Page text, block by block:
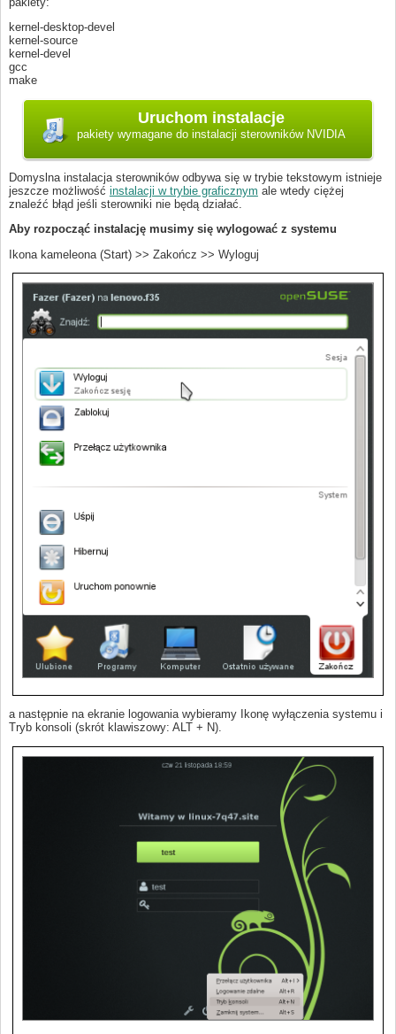
kernel-desktop-devel
kernel-source
kernel-devel
gcc
make
pakiety wymagane do instalacji sterowników NVIDIA
Domyslna instalacja sterowników odbywa się w trybie tekstowym istnieje
jeszcze możliwość instalacji w trybie graficznym ale wtedy ciężej
znaleźć błąd jeśli sterowniki nie będą działać.
Aby rozpocząć instalację musimy się wylogować z systemu
Ikona kameleona (Start) >> Zakończ >> Wyloguj
a następnie na ekranie logowania wybieramy Ikonę wyłączenia systemu i
Tryb konsoli (skrót klawiszowy: ALT + N).